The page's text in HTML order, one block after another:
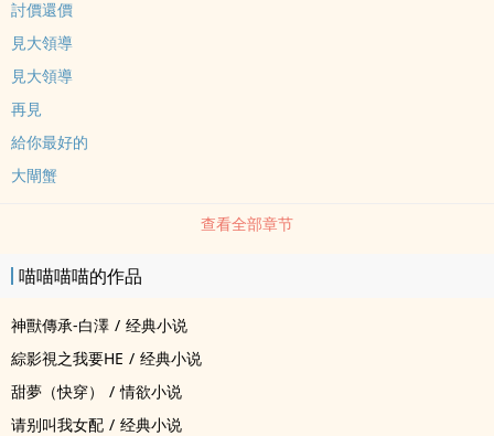
討價還價
見大領導
見大領導
再見
給你最好的
大閘蟹
查看全部章节
喵喵喵喵的作品
神獸傳承-白澤 / 经典小说
綜影視之我要HE / 经典小说
甜夢（快穿）
/ 情欲小说
请别叫我女配 / 经典小说